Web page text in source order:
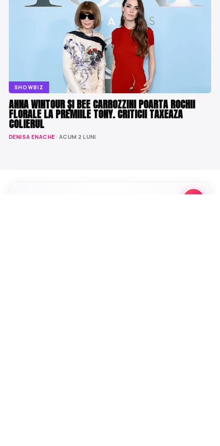
SHOWBIZ
ANNA WINTOUR ȘI BEE CARROZZINI POARTA ROCHII
FLORALE LA PREMIILE TONY. CRITICII TAXEAZA
COLIERUL
DENISA ENACHE · ACUM 2 LUNI